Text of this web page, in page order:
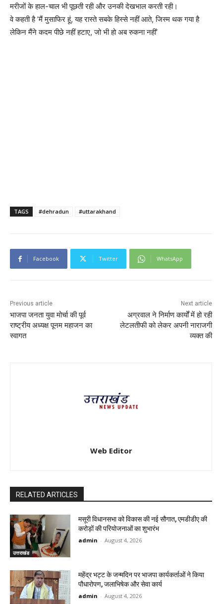
मरीजों के हाल-चाल भी पूछती रही और उनकी देखभाल करती रही।
वे कहती है ’मैं मुसाफिर हूं, यह रास्ते सबके हिस्से नहीं आते, जिस्म थक गया है
लेकिन मैंने कदम पीछे नहीं हटाए, जो भी हो अब रुकना नहीं’
TAGS #dehradun #uttarakhand
Facebook Twitter WhatsApp
Previous article
भाजपा जनता युवा मोर्चा की पूर्व
राष्ट्रीय अध्यक्ष पूनम महाजन का
स्वागत
Next article
अग्रवाल ने निर्माण कार्यों में हो रही
लेटलतीफी को लेकर अपनी नाराजगी
व्यक्त की
Web Editor
RELATED ARTICLES
उत्तराखंड
मसूरी विधानसभा को विकास की नई सौगात, एमडीडीए की
करोड़ों की परियोजनाओं का शुभारंभ
admin - August 4, 2026
महेंद्र भट्ट के जन्मदिन पर भाजपा कार्यकर्ताओं ने किया
पौधारोपण, जलाभिषेक और सेवा कार्य
admin - August 4, 2026